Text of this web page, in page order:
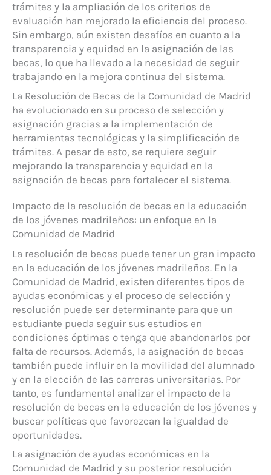
trámites y la ampliación de los criterios de
evaluación han mejorado la eficiencia del proceso.
Sin embargo, aún existen desafíos en cuanto a la
transparencia y equidad en la asignación de las
becas, lo que ha llevado a la necesidad de seguir
trabajando en la mejora continua del sistema.
La Resolución de Becas de la Comunidad de Madrid
ha evolucionado en su proceso de selección y
asignación gracias a la implementación de
herramientas tecnológicas y la simplificación de
trámites. A pesar de esto, se requiere seguir
mejorando la transparencia y equidad en la
asignación de becas para fortalecer el sistema.
Impacto de la resolución de becas en la educación
de los jóvenes madrileños: un enfoque en la
Comunidad de Madrid
La resolución de becas puede tener un gran impacto
en la educación de los jóvenes madrileños. En la
Comunidad de Madrid, existen diferentes tipos de
ayudas económicas y el proceso de selección y
resolución puede ser determinante para que un
estudiante pueda seguir sus estudios en
condiciones óptimas o tenga que abandonarlos por
falta de recursos. Además, la asignación de becas
también puede influir en la movilidad del alumnado
y en la elección de las carreras universitarias. Por
tanto, es fundamental analizar el impacto de la
resolución de becas en la educación de los jóvenes y
buscar políticas que favorezcan la igualdad de
oportunidades.
La asignación de ayudas económicas en la
Comunidad de Madrid y su posterior resolución